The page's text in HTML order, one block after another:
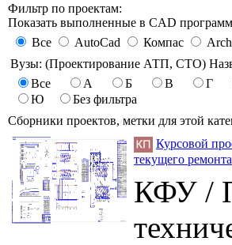
Фильтр по проектам:
Показать выполненные в CAD
Все
AutoCad Компас
Вузы: (Проектирование АТП, СТО)
Все
А Б В Г
Ю
Без фильтра
Сборники проектов, метки для этой
Курсовой
текущего ремонта
КФУ /